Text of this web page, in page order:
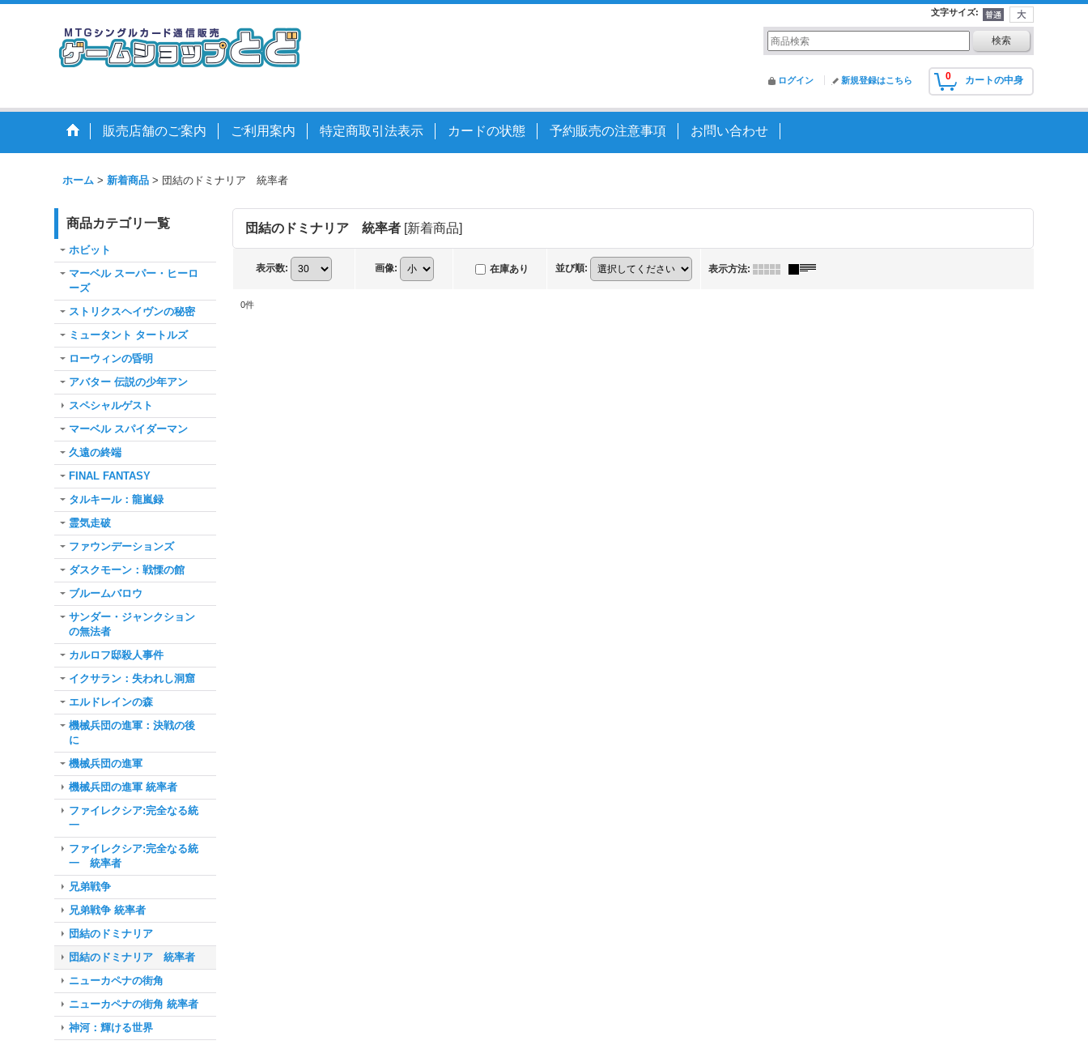
文字サイズ:
0 カートの中身
ログイン 新規登録はこちら
販売店舗のご案内 ご利用案内 特定商取引法表示 カードの状態 予約販売の注意事項 お問い合わせ
ホーム > 新着商品 > 団結のドミナリア 統率者
商品カテゴリ一覧
ホビット
マーベル スーパー・ヒーロ
ーズ
ストリクスヘイヴンの秘密
ミュータント タートルズ
ローウィンの昏明
アバター 伝説の少年アン
スペシャルゲスト
マーベル スパイダーマン
久遠の終端
FINAL FANTASY
タルキール：龍嵐録
霊気走破
ファウンデーションズ
ダスクモーン：戦慄の館
ブルームバロウ
サンダー・ジャンクション
の無法者
カルロフ邸殺人事件
イクサラン：失われし洞窟
エルドレインの森
機械兵団の進軍：決戦の後
に
機械兵団の進軍
機械兵団の進軍 統率者
ファイレクシア:完全なる統
一
ファイレクシア:完全なる統
一 統率者
兄弟戦争
兄弟戦争 統率者
団結のドミナリア
団結のドミナリア 統率者
ニューカペナの街角
ニューカペナの街角 統率者
神河：輝ける世界
団結のドミナリア 統率者 [新着商品]
表示数: 画像: 在庫あり 並び順: 表示方法:
0件